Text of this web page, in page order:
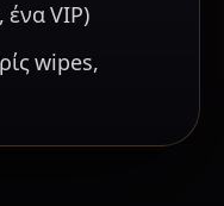
ένα VIP)
wipes,